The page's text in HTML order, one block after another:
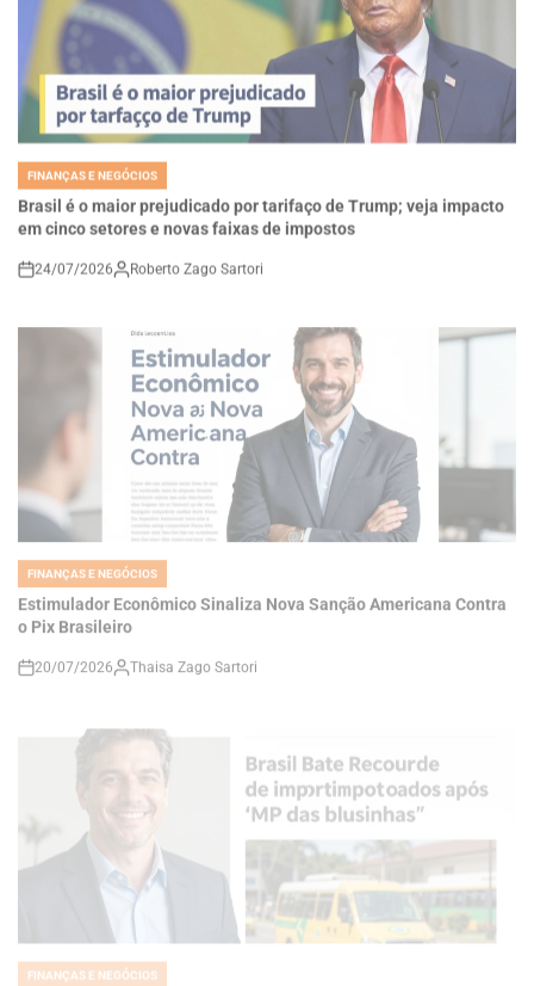
POSTED
FINANÇAS E NEGÓCIOS
Brasil é o maior prejudicado por tarifaço de Trump; veja impacto
em cinco setores e novas faixas de impostos
on
24/07/2026 Roberto Zago Sartori
POSTED
FINANÇAS E NEGÓCIOS
Estimulador Econômico Sinaliza Nova Sanção Americana Contra
o Pix Brasileiro
on
20/07/2026 Thaisa Zago Sartori
FINANÇAS E NEGÓCIOS
Brasil bate recorde de importados após ‘MP das blusinhas’ e
indústria critica governo
on
20/07/2026 Roberto Zago Sartori